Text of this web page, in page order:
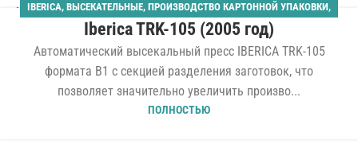
16IBERICA, ВЫСЕКАТЕЛЬНЫЕ, ПРОИЗВОДСТВО КАРТОННОЙ УПАКОВКИ,
ШТАНЦАГРЕГАТЫ
Iberica TRK-105 (2005 год)
Автоматический высекальный пресс IBERICA TRK-105
формата B1 с секцией разделения заготовок, что
позволяет значительно увеличить произво...
ПОЛНОСТЬЮ